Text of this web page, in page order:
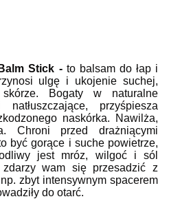
Stick - to balsam do łap i
ulgę i ukojenie suchej,
Bogaty w naturalne
przyśpiesza
naskórka. Nawilża,
Chroni przed drażniącymi
być gorące i suche powietrze,
jest mróz, wilgoć i sól
wam się przesadzić z
zbyt intensywnym spacerem
do otarć.